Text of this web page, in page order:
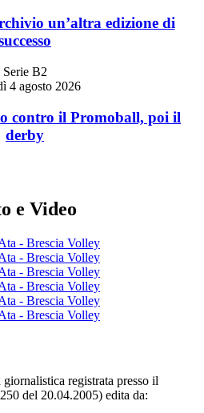
un’altra edizione di
Serie B2
4 agosto 2026
contro il Promoball, poi il
derby
e Video
- Brescia Volley
- Brescia Volley
- Brescia Volley
- Brescia Volley
- Brescia Volley
- Brescia Volley
giornalistica registrata presso il
del 20.04.2005) edita da: